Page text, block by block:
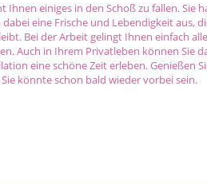
Ihnen einiges in den Schoß zu fallen. Sie
eine Frische und Lebendigkeit aus,
Bei der Arbeit gelingt Ihnen einfach
Auch in Ihrem Privatleben können Sie
eine schöne Zeit erleben. Genießen
Sie könnte schon bald wieder vorbei sein.